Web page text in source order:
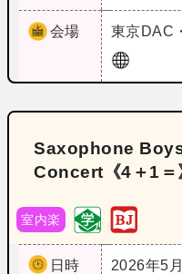
会場 東京DAC
Saxophone
Concert《4＋1＝
室内楽
日時
2026年5